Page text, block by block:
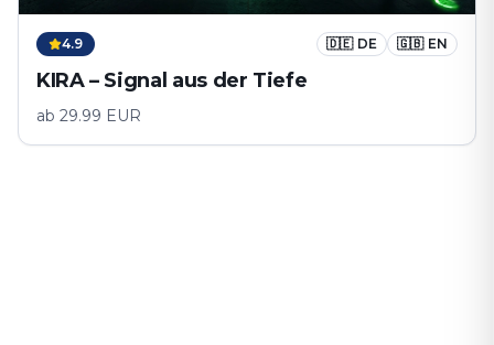
4.9 🇩🇪 DE 🇬🇧 EN
KIRA – Signal aus der Tiefe
ab 29.99 EUR